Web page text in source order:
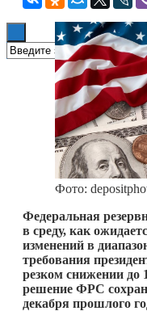
Фото:
Федеральная
в среду, как
изменений в
требования
резком снижении до
решение ФРС
декабря прошлого